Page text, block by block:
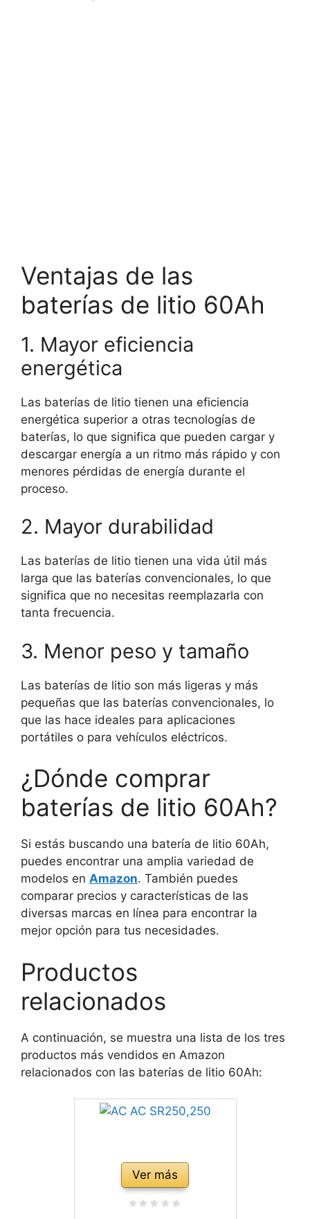
Ventajas de las
baterías de litio 60Ah
1. Mayor eficiencia
energética
Las baterías de litio tienen una eficiencia
energética superior a otras tecnologías de
baterías, lo que significa que pueden cargar y
descargar energía a un ritmo más rápido y con
menores pérdidas de energía durante el
proceso.
2. Mayor durabilidad
Las baterías de litio tienen una vida útil más
larga que las baterías convencionales, lo que
significa que no necesitas reemplazarla con
tanta frecuencia.
3. Menor peso y tamaño
Las baterías de litio son más ligeras y más
pequeñas que las baterías convencionales, lo
que las hace ideales para aplicaciones
portátiles o para vehículos eléctricos.
¿Dónde comprar
baterías de litio 60Ah?
Si estás buscando una batería de litio 60Ah,
puedes encontrar una amplia variedad de
modelos en Amazon. También puedes
comparar precios y características de las
diversas marcas en línea para encontrar la
mejor opción para tus necesidades.
Productos
relacionados
A continuación, se muestra una lista de los tres
productos más vendidos en Amazon
relacionados con las baterías de litio 60Ah:
Ver más